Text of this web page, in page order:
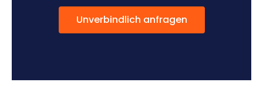
Unverbindlich anfragen